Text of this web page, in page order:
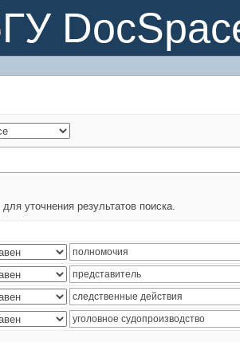
уточнения результатов поиска.